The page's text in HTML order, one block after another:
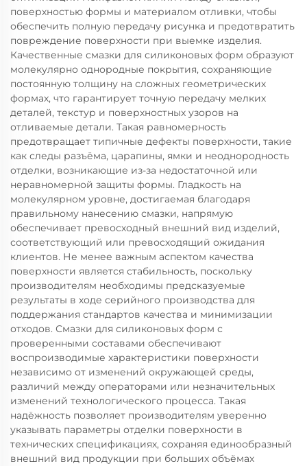
поверхностью формы и материалом отливки, чтобы
обеспечить полную передачу рисунка и предотвратить
повреждение поверхности при выемке изделия.
Качественные смазки для силиконовых форм образуют
молекулярно однородные покрытия, сохраняющие
постоянную толщину на сложных геометрических
формах, что гарантирует точную передачу мелких
деталей, текстур и поверхностных узоров на
отливаемые детали. Такая равномерность
предотвращает типичные дефекты поверхности, такие
как следы разъёма, царапины, ямки и неоднородность
отделки, возникающие из-за недостаточной или
неравномерной защиты формы. Гладкость на
молекулярном уровне, достигаемая благодаря
правильному нанесению смазки, напрямую
обеспечивает превосходный внешний вид изделий,
соответствующий или превосходящий ожидания
клиентов. Не менее важным аспектом качества
поверхности является стабильность, поскольку
производителям необходимы предсказуемые
результаты в ходе серийного производства для
поддержания стандартов качества и минимизации
отходов. Смазки для силиконовых форм с
проверенными составами обеспечивают
воспроизводимые характеристики поверхности
независимо от изменений окружающей среды,
различий между операторами или незначительных
изменений технологического процесса. Такая
надёжность позволяет производителям уверенно
указывать параметры отделки поверхности в
технических спецификациях, сохраняя единообразный
внешний вид продукции при больших объёмах